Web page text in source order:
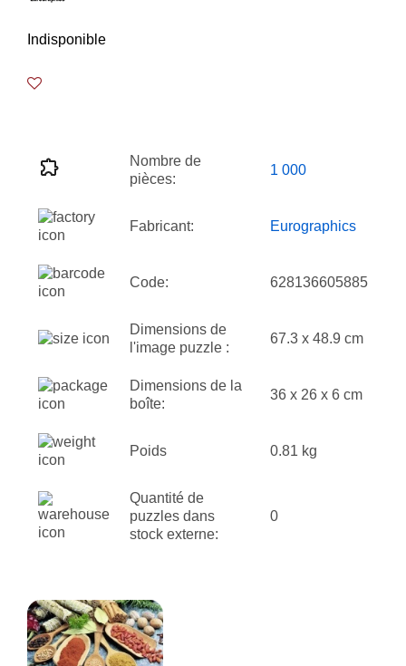
Indisponible
Nombre de
pièces:
1 000
Fabricant: Eurographics
Code: 628136605885
Dimensions de
l'image puzzle :
67.3 x 48.9 cm
Dimensions de la
boîte:
36 x 26 x 6 cm
Poids 0.81 kg
Quantité de
puzzles dans
stock externe:
0